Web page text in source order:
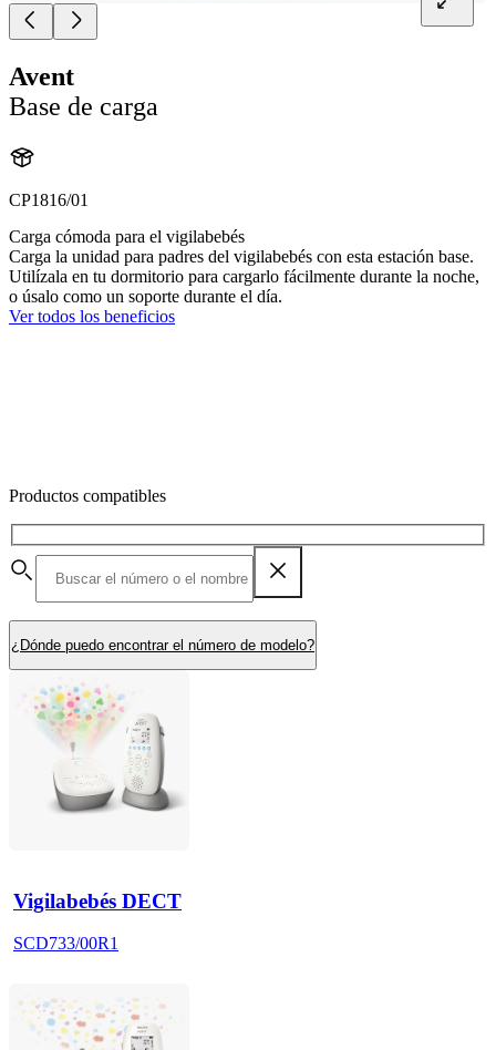
Avent
Base de carga
CP1816/01
Carga cómoda para el vigilabebés
Carga la unidad para padres del vigilabebés con esta estación base.
Utilízala en tu dormitorio para cargarlo fácilmente durante la noche,
o úsalo como un soporte durante el día.
Ver todos los beneficios
Productos compatibles
¿Dónde puedo encontrar el número de modelo?
Vigilabebés DECT
SCD733/00R1